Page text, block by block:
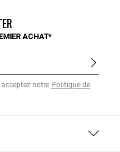
ACHAT*
notre Politique de